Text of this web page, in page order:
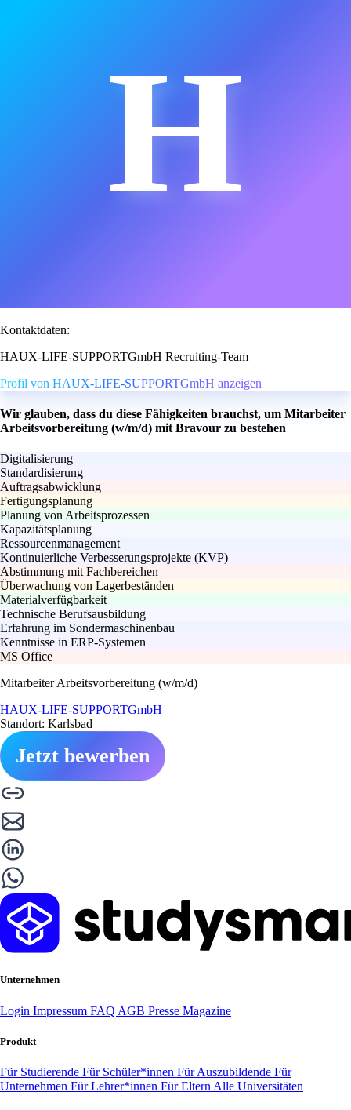
H
Kontaktdaten:
HAUX-LIFE-SUPPORTGmbH Recruiting-Team
Profil von HAUX-LIFE-SUPPORTGmbH anzeigen
Wir glauben, dass du diese Fähigkeiten brauchst, um Mitarbeiter
Arbeitsvorbereitung (w/m/d) mit Bravour zu bestehen
Digitalisierung
Standardisierung
Auftragsabwicklung
Fertigungsplanung
Planung von Arbeitsprozessen
Kapazitätsplanung
Ressourcenmanagement
Kontinuierliche Verbesserungsprojekte (KVP)
Abstimmung mit Fachbereichen
Überwachung von Lagerbeständen
Materialverfügbarkeit
Technische Berufsausbildung
Erfahrung im Sondermaschinenbau
Kenntnisse in ERP-Systemen
MS Office
Mitarbeiter Arbeitsvorbereitung (w/m/d)
HAUX-LIFE-SUPPORTGmbH
Standort: Karlsbad
Jetzt bewerben
Unternehmen
Login Impressum FAQ AGB Presse Magazine
Produkt
Für Studierende Für Schüler*innen Für Auszubildende Für
Unternehmen Für Lehrer*innen Für Eltern Alle Universitäten